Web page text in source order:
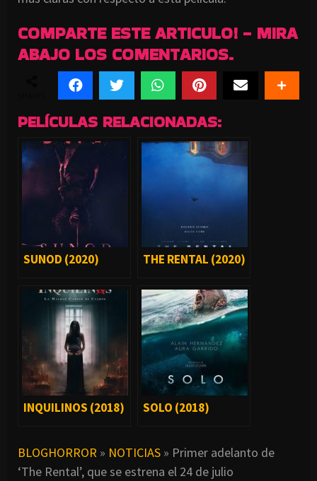
COMPARTE ESTE ARTICULO! - MIRA
ABAJO LOS COMENTARIOS.
PELÍCULAS RELACIONADAS:
SUNOD (2020) THE RENTAL (2020)
INQUILINOS (2018) SOLO (2018)
BLOGHORROR » NOTICIAS » Primer adelanto de
‘The Rental’, que se estrena el 24 de julio